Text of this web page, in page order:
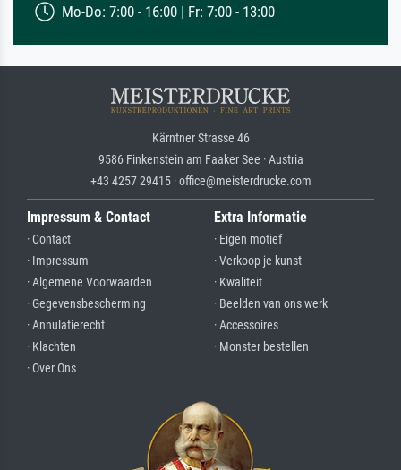
Mo-Do: 7:00 - 16:00 | Fr: 7:00 - 13:00
Kärntner Strasse 46
9586 Finkenstein am Faaker See · Austria
+43 4257 29415 · office@meisterdrucke.com
Impressum & Contact
· Contact
· Impressum
· Algemene Voorwaarden
· Gegevensbescherming
· Annulatierecht
· Klachten
· Over Ons
Extra Informatie
· Eigen motief
· Verkoop je kunst
· Kwaliteit
· Beelden van ons werk
· Accessoires
· Monster bestellen